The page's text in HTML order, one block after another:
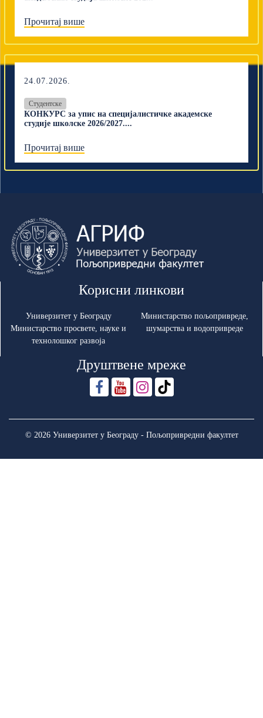
Прочитај више
24.07.2026.
Студентске
КОНКУРС за упис на специјалистичке академске
студије школске 2026/2027....
Прочитај више
Корисни линкови
Универзитет у Београду
Министарство просвете, науке и
технолошког развоја
Министарство пољопривреде,
шумарства и водопривреде
Друштвене мреже
© 2026 Универзитет у Београду - Пољопривредни факултет